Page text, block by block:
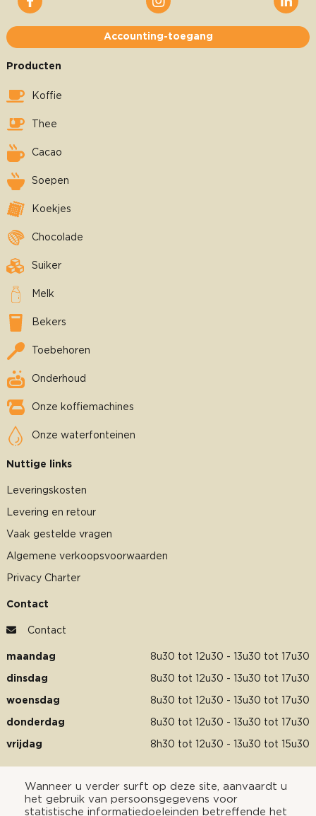
Wanneer u verder surft op deze site, aanvaardt u
het gebruik van persoonsgegevens voor
statistische informatiedoeleinden betreffende het
Accounting-toegang
Producten
Koffie
Thee
Cacao
Soepen
Koekjes
Chocolade
Suiker
Melk
Bekers
Toebehoren
Onderhoud
Onze koffiemachines
Onze waterfonteinen
Nuttige links
Leveringskosten
Levering en retour
Vaak gestelde vragen
Algemene verkoopsvoorwaarden
Privacy Charter
Contact
Contact
maandag 8u30 tot 12u30 - 13u30 tot 17u30
dinsdag 8u30 tot 12u30 - 13u30 tot 17u30
woensdag 8u30 tot 12u30 - 13u30 tot 17u30
donderdag 8u30 tot 12u30 - 13u30 tot 17u30
vrijdag 8h30 tot 12u30 - 13u30 tot 15u30
Betaal veilig met :